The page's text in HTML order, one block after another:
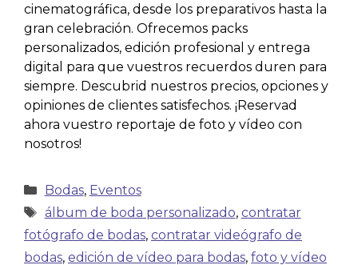
cinematográfica, desde los preparativos hasta la
gran celebración. Ofrecemos packs
personalizados, edición profesional y entrega
digital para que vuestros recuerdos duren para
siempre. Descubrid nuestros precios, opciones y
opiniones de clientes satisfechos. ¡Reservad
ahora vuestro reportaje de foto y vídeo con
nosotros!
Bodas, Eventos
álbum de boda personalizado, contratar
fotógrafo de bodas, contratar videógrafo de
bodas, edición de vídeo para bodas, foto y vídeo